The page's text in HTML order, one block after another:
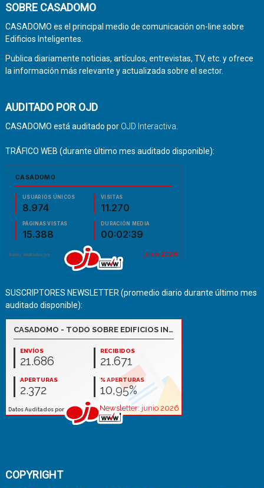
SOBRE CASADOMO
CASADOMO es el principal medio de comunicación on-line sobre
Edificios Inteligentes.
Publica diariamente noticias, artículos, entrevistas, TV, etc. y ofrece
la información más relevante y actualizada sobre el sector.
AUDITADO POR OJD
CASADOMO está auditado por OJD Interactiva
TRÁFICO WEB (durante último mes auditado disponible):
SUSCRIPTORES NEWSLETTER (promedio diario durante último mes
auditado disponible):
COPYRIGHT